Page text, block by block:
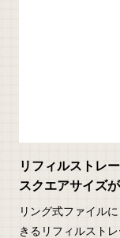
リフィルストレ
スクエアサイズが
リング式ファイル
きるリフィルストレ